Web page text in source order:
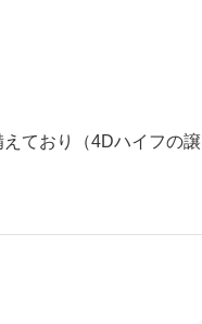
ており（4Dハイフの譲